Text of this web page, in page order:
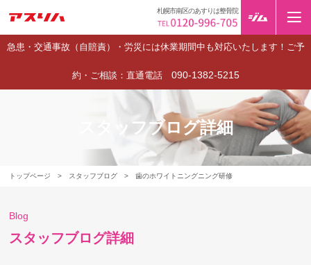
急患・交通事故（自賠責）・労災には休業期間中も対応いたします！ご予
約・ご相談：直通電話 090-1382-5215
札幌市南区のあすりは整骨院
トップページ > スタッフブログ > 歯のホワイトニングニング研修
スタッフブログ詳細
Blog
スタッフブログ詳細